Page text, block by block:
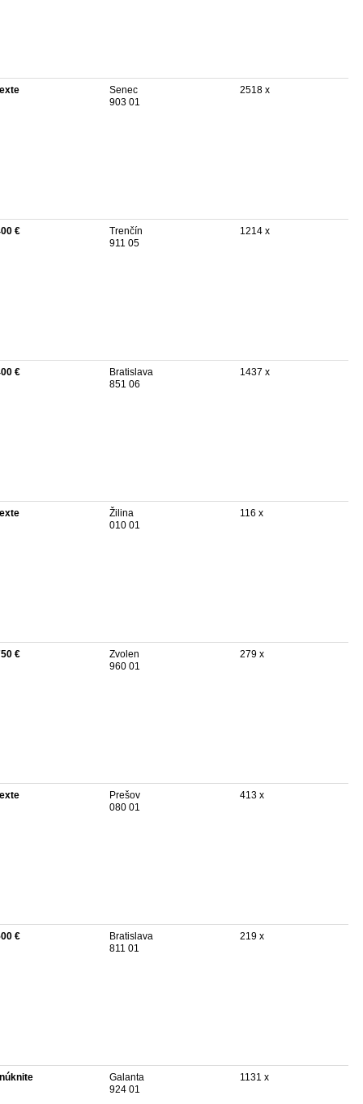
Senec
903 01
2518 x
€
Trenčín
911 05
1214 x
€
Bratislava
851 06
1437 x
Žilina
010 01
116 x
€
Zvolen
960 01
279 x
Prešov
080 01
413 x
€
Bratislava
811 01
219 x
Galanta
924 01
1131 x